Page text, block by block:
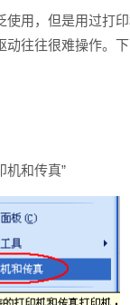
用，但是用过打
往往很难操作。
机和传真”